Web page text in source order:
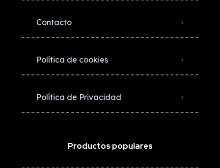
Contacto
Política de cookies
Política de Privacidad
Productos populares